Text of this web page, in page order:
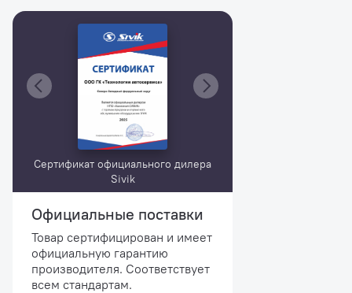
Сертификат официального дилера
Sivik
Официальные поставки
Товар сертифицирован и имеет
официальную гарантию
производителя. Соответствует
всем стандартам.